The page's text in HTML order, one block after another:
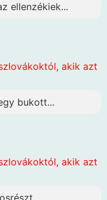
ellenzékiek...
akik azt
bukott...
akik azt